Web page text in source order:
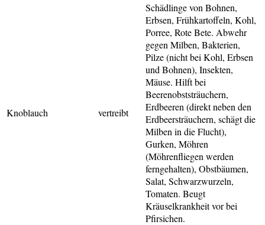
Knoblauch vertreibt
Schädlinge von Bohnen,
Erbsen, Frühkartoffeln, Kohl,
Porree, Rote Bete. Abwehr
gegen Milben, Bakterien,
Pilze (nicht bei Kohl, Erbsen
und Bohnen), Insekten,
Mäuse. Hilft bei
Beerenobststräuchern,
Erdbeeren (direkt neben den
Erdbeersträuchern, schägt die
Milben in die Flucht),
Gurken, Möhren
(Möhrenfliegen werden
ferngehalten), Obstbäumen,
Salat, Schwarzwurzeln,
Tomaten. Beugt
Kräuselkrankheit vor bei
Pfirsichen.